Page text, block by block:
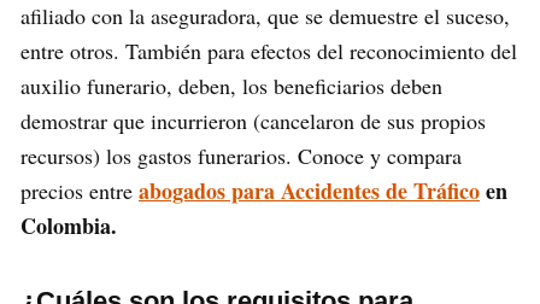
afiliado con la aseguradora, que se demuestre el suceso,
entre otros. También para efectos del reconocimiento del
auxilio funerario, deben, los beneficiarios deben
demostrar que incurrieron (cancelaron de sus propios
recursos) los gastos funerarios. Conoce y compara
precios entre abogados para Accidentes de Tráficoen
Colombia.